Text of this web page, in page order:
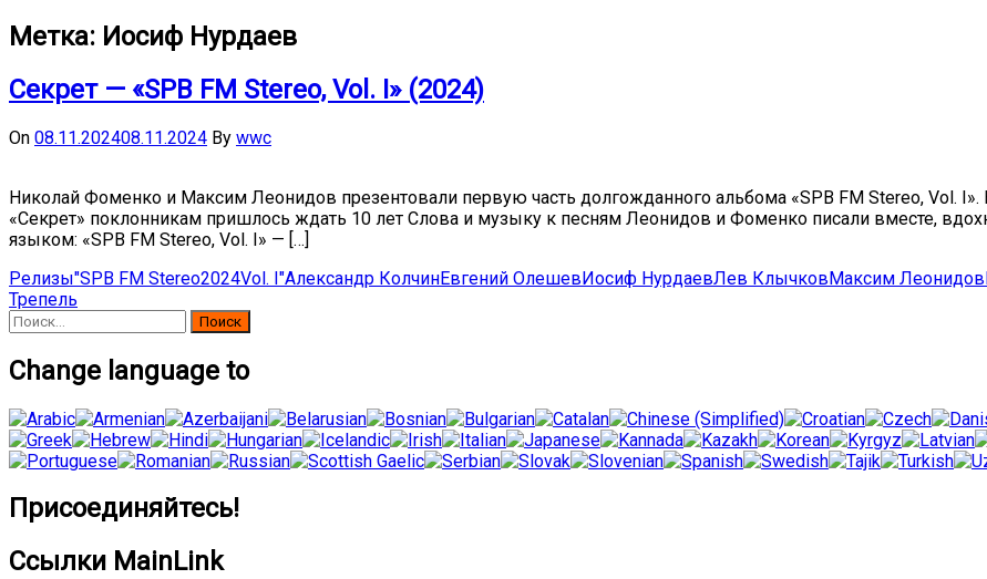
Метка: Иосиф Нурдаев
Секрет — «SPB FM Stereo, Vol. I» (2024)
On 08.11.202408.11.2024 By wwc
Николай Фоменко и Максим Леонидов презентовали первую часть долгожданного альбома «SPB FM Stereo, Vol.
«Секрет» поклонникам пришлось ждать 10 лет Слова и музыку к песням Леонидов и Фоменко писали вместе,
языком: «SPB FM Stereo, Vol. I» — […]
Релизы"SPB FM Stereo2024Vol. I"Александр КолчинЕвгений ОлешевИосиф НурдаевЛев КлычковМаксим Леонидов
Трепель
Найти:
Change language to
Присоединяйтесь!
Ссылки MainLink